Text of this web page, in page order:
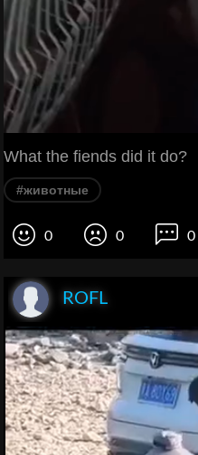
What the fiends did it do?
#животные
0 0 0
ROFL